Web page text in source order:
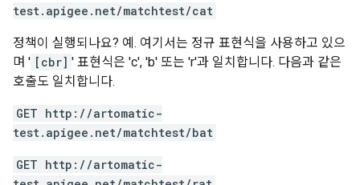
test.apigee.net/matchtest/cat
정책이 실행되나요? 예. 여기서는 정규 표현식을 사용하고 있으
며 ' [cbr] ' 표현식은 'c', 'b' 또는 'r'과 일치합니다. 다음과 같은
호출도 일치합니다.
GET http://artomatic-
test.apigee.net/matchtest/bat
GET http://artomatic-